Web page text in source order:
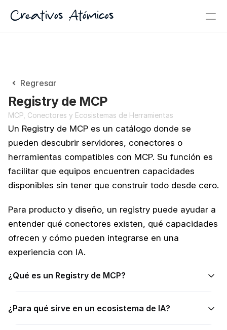
Creativos Atómicos
Regresar
Registry de MCP
MCP, Conectores y Ecosistemas de Herramientas
Un Registry de MCP es un catálogo donde se
pueden descubrir servidores, conectores o
herramientas compatibles con MCP. Su función es
facilitar que equipos encuentren capacidades
disponibles sin tener que construir todo desde cero.
Para producto y diseño, un registry puede ayudar a
entender qué conectores existen, qué capacidades
ofrecen y cómo pueden integrarse en una
experiencia con IA.
¿Qué es un Registry de MCP?
¿Para qué sirve en un ecosistema de IA?